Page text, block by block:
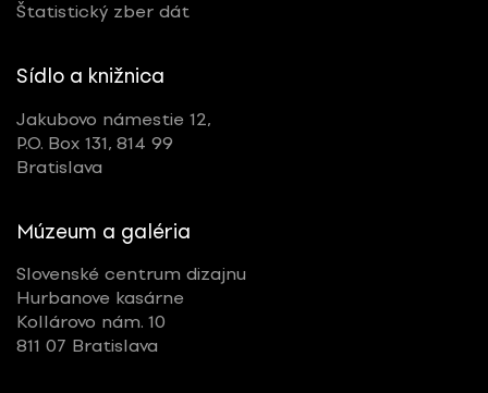
Štatistický zber dát
Sídlo a knižnica
Jakubovo námestie 12,
P.O. Box 131, 814 99
Bratislava
Múzeum a galéria
Slovenské centrum dizajnu
Hurbanove kasárne
Kollárovo nám. 10
811 07 Bratislava